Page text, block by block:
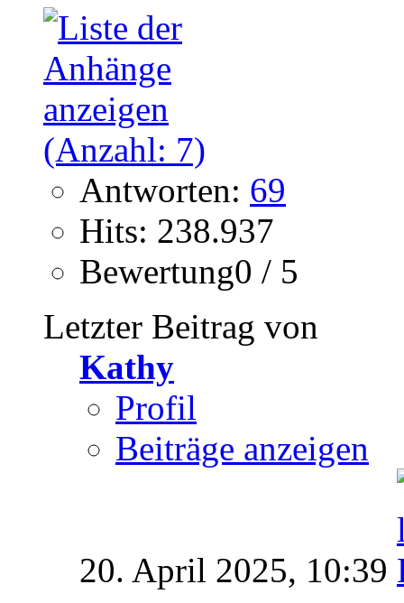
Antworten: 69
Hits: 238.937
Bewertung0 / 5
Letzter Beitrag von
Kathy
Profil
Beiträge anzeigen
20. April 2025, 10:39